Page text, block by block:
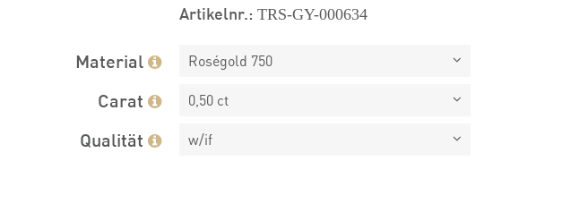
Artikelnr.: TRS-GY-000634
Material Roségold 750
Carat 0,50 ct
Qualität w/if